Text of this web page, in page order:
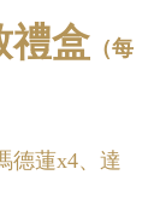
禮盒 （每
德蓮x4、 達